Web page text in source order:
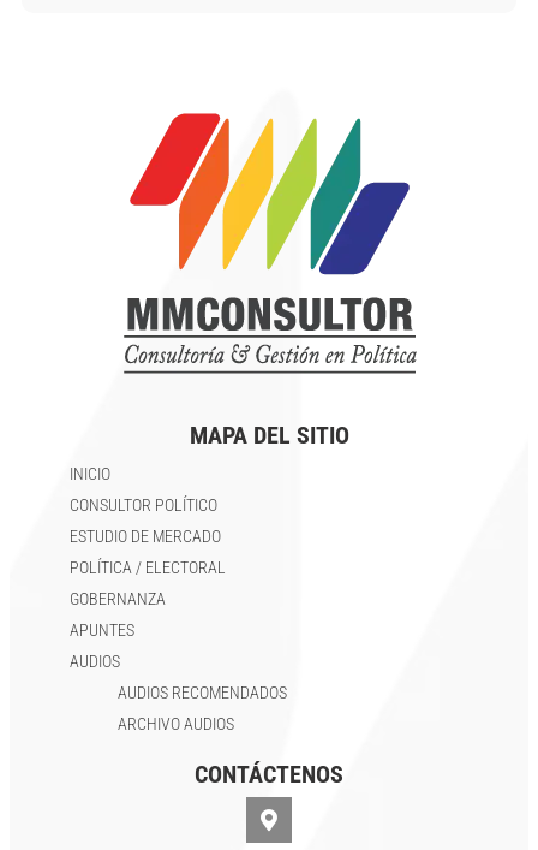
CONTÁCTENOS
MAPA DEL SITIO
INICIO
CONSULTOR POLÍTICO
ESTUDIO DE MERCADO
POLÍTICA / ELECTORAL
GOBERNANZA
APUNTES
AUDIOS
AUDIOS RECOMENDADOS
ARCHIVO AUDIOS